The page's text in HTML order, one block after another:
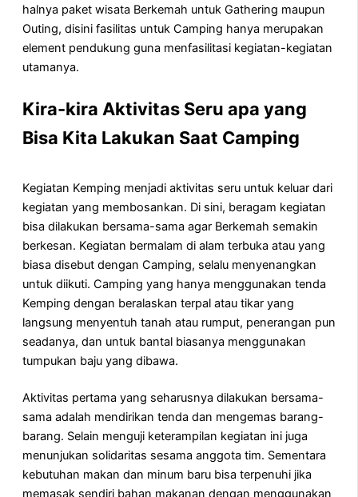
halnya paket wisata Berkemah untuk Gathering maupun
Outing, disini fasilitas untuk Camping hanya merupakan
element pendukung guna menfasilitasi kegiatan-kegiatan
utamanya.
Kira-kira Aktivitas Seru apa yang
Bisa Kita Lakukan Saat Camping
Kegiatan Kemping menjadi aktivitas seru untuk keluar dari
kegiatan yang membosankan. Di sini, beragam kegiatan
bisa dilakukan bersama-sama agar Berkemah semakin
berkesan. Kegiatan bermalam di alam terbuka atau yang
biasa disebut dengan Camping, selalu menyenangkan
untuk diikuti. Camping yang hanya menggunakan tenda
Kemping dengan beralaskan terpal atau tikar yang
langsung menyentuh tanah atau rumput, penerangan pun
seadanya, dan untuk bantal biasanya menggunakan
tumpukan baju yang dibawa.
Aktivitas pertama yang seharusnya dilakukan bersama-
sama adalah mendirikan tenda dan mengemas barang-
barang. Selain menguji keterampilan kegiatan ini juga
menunjukan solidaritas sesama anggota tim. Sementara
kebutuhan makan dan minum baru bisa terpenuhi jika
memasak sendiri bahan makanan dengan menggunakan